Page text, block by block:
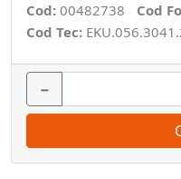
Cod: 00482738 Cod
Cod Tec:
−